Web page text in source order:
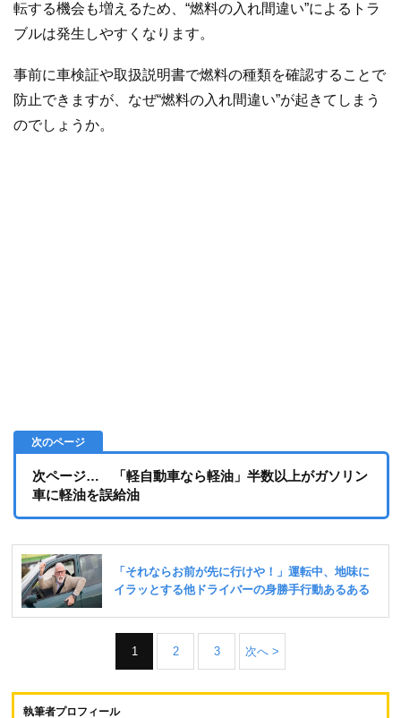
転する機会も増えるため、“燃料の入れ間違い”によるトラ
ブルは発生しやすくなります。
事前に車検証や取扱説明書で燃料の種類を確認することで
防止できますが、なぜ“燃料の入れ間違い”が起きてしまう
のでしょうか。
次ページ… 「軽自動車なら軽油」半数以上がガソリン
車に軽油を誤給油
1 2 3 次へ >
執筆者プロフィール